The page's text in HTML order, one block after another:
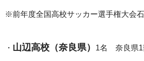
※前年度全国高校サッカー選手権大会
・ 山辺高校（奈良県） 1名 奈良県1